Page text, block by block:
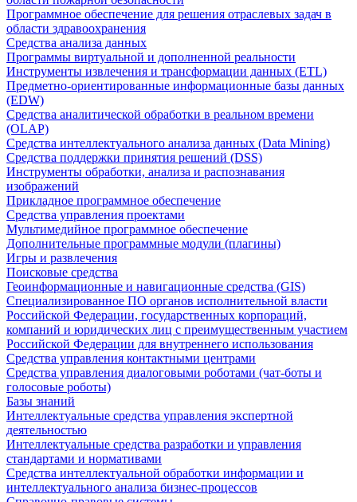
Программное обеспечение для решения отраслевых задач в
области здравоохранения
Средства анализа данных
Программы виртуальной и дополненной реальности
Инструменты извлечения и трансформации данных (ETL)
Предметно-ориентированные информационные базы данных
(EDW)
Средства аналитической обработки в реальном времени
(OLAP)
Средства интеллектуального анализа данных (Data Mining)
Средства поддержки принятия решений (DSS)
Инструменты обработки, анализа и распознавания
изображений
Прикладное программное обеспечение
Средства управления проектами
Мультимедийное программное обеспечение
Дополнительные программные модули (плагины)
Игры и развлечения
Поисковые средства
Геоинформационные и навигационные средства (GIS)
Специализированное ПО органов исполнительной власти
Российской Федерации, государственных корпораций,
компаний и юридических лиц с преимущественным участием
Российской Федерации для внутреннего использования
Средства управления контактными центрами
Средства управления диалоговыми роботами (чат-боты и
голосовые роботы)
Базы знаний
Интеллектуальные средства управления экспертной
деятельностью
Интеллектуальные средства разработки и управления
стандартами и нормативами
Средства интеллектуальной обработки информации и
интеллектуального анализа бизнес-процессов